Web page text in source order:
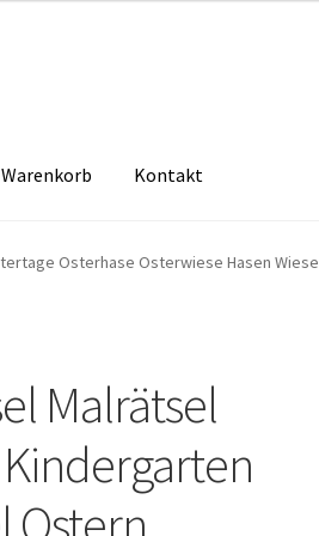
Warenkorb Kontakt
FAQ Impressum KasseKontakt
Osterhase Osterwiese Hasen Wiese
Malrätsel